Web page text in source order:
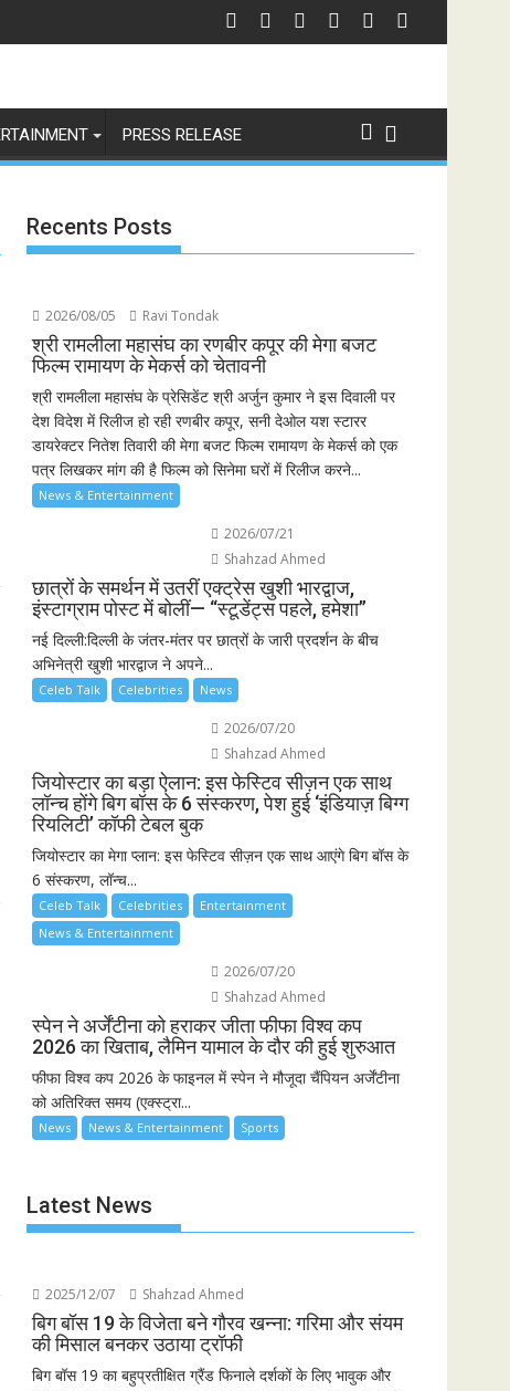
'इंडियाज़ बिग्ग रियलिटी' कॉफी टेबल बुक
को हराकर जीता फीफा विश्व कप 2026 का खिताब, लैमिन यामाल के दौर की हुई शुरुआत
भारत से विश्व तक
PRESS RELEASE
Recents Posts
2026/08/05 Ravi Tondak
श्री रामलीला महासंघ का रणबीर कपूर की मेगा बजट
फिल्म रामायण के मेकर्स को चेतावनी
श्री रामलीला महासंघ के प्रेसिडेंट श्री अर्जुन कुमार ने इस दिवाली पर
देश विदेश में रिलीज हो रही रणबीर कपूर, सनी देओल यश स्टारर
डायरेक्टर नितेश तिवारी की मेगा बजट फिल्म रामायण के मेकर्स को एक
पत्र लिखकर मांग की है फिल्म को सिनेमा घरों में रिलीज करने...
News & Entertainment
2026/07/21
Shahzad Ahmed
छात्रों के समर्थन में उतरीं एक्ट्रेस खुशी भारद्वाज,
इंस्टाग्राम पोस्ट में बोलीं— “स्टूडेंट्स पहले, हमेशा”
नई दिल्ली:दिल्ली के जंतर-मंतर पर छात्रों के जारी प्रदर्शन के बीच
अभिनेत्री खुशी भारद्वाज ने अपने...
Celeb Talk Celebrities News
2026/07/20
Shahzad Ahmed
जियोस्टार का बड़ा ऐलान: इस फेस्टिव सीज़न एक साथ
लॉन्च होंगे बिग बॉस के 6 संस्करण, पेश हुई ‘इंडियाज़ बिग्ग
रियलिटी’ कॉफी टेबल बुक
जियोस्टार का मेगा प्लान: इस फेस्टिव सीज़न एक साथ आएंगे बिग बॉस के
6 संस्करण, लॉन्च...
Celeb Talk Celebrities
Entertainment
News & Entertainment
2026/07/20
Shahzad Ahmed
स्पेन ने अर्जेंटीना को हराकर जीता फीफा विश्व कप
2026 का खिताब, लैमिन यामाल के दौर की हुई शुरुआत
फीफा विश्व कप 2026 के फाइनल में स्पेन ने मौजूदा चैंपियन अर्जेंटीना
को अतिरिक्त समय (एक्स्ट्रा...
News News & Entertainment Sports
Latest News
2025/12/07 Shahzad Ahmed
बिग बॉस 19 के विजेता बने गौरव खन्ना: गरिमा और संयम
की मिसाल बनकर उठाया ट्रॉफी
बिग बॉस 19 का बहुप्रतीक्षित ग्रैंड फिनाले दर्शकों के लिए भावुक और